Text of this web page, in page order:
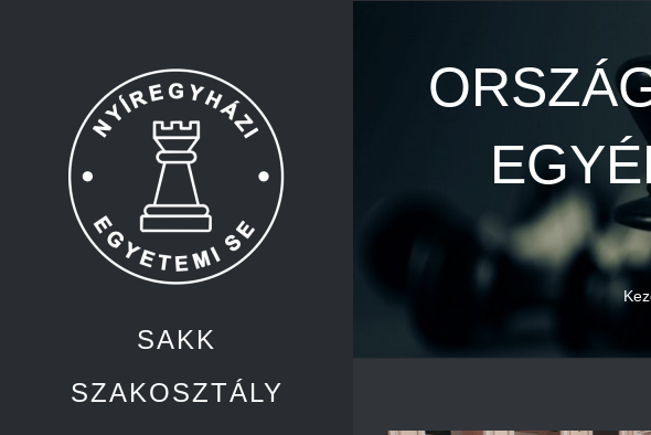
SAKK
SZAKOSZTÁLY